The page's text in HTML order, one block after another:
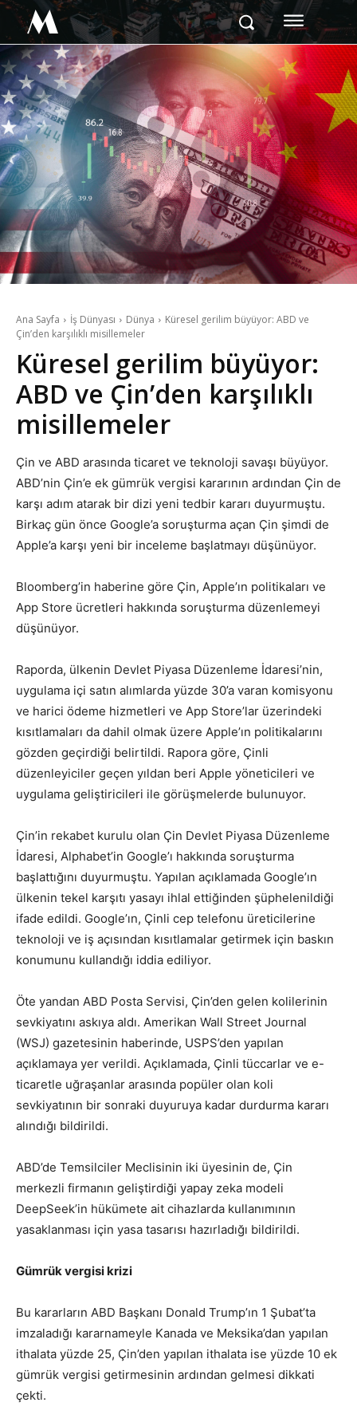
M
Ana Sayfa İş Dünyası Dünya
Küresel gerilim büyüyor: ABD ve
Çin’den karşılıklı misillemeler
Küresel gerilim büyüyor:
ABD ve Çin’den karşılıklı
misillemeler
Çin ve ABD arasında ticaret ve teknoloji savaşı büyüyor.
ABD’nin Çin’e ek gümrük vergisi kararının ardından Çin de
karşı adım atarak bir dizi yeni tedbir kararı duyurmuştu.
Birkaç gün önce Google’a soruşturma açan Çin şimdi de
Apple’a karşı yeni bir inceleme başlatmayı düşünüyor.
Bloomberg’in haberine göre Çin, Apple’ın politikaları ve
App Store ücretleri hakkında soruşturma düzenlemeyi
düşünüyor.
Raporda, ülkenin Devlet Piyasa Düzenleme İdaresi’nin,
uygulama içi satın alımlarda yüzde 30’a varan komisyonu
ve harici ödeme hizmetleri ve App Store’lar üzerindeki
kısıtlamaları da dahil olmak üzere Apple’ın politikalarını
gözden geçirdiği belirtildi. Rapora göre, Çinli
düzenleyiciler geçen yıldan beri Apple yöneticileri ve
uygulama geliştiricileri ile görüşmelerde bulunuyor.
Çin’in rekabet kurulu olan Çin Devlet Piyasa Düzenleme
İdaresi, Alphabet’in Google’ı hakkında soruşturma
başlattığını duyurmuştu. Yapılan açıklamada Google’ın
ülkenin tekel karşıtı yasayı ihlal ettiğinden şüphelenildiği
ifade edildi. Google’ın, Çinli cep telefonu üreticilerine
teknoloji ve iş açısından kısıtlamalar getirmek için baskın
konumunu kullandığı iddia ediliyor.
Öte yandan ABD Posta Servisi, Çin’den gelen kolilerinin
sevkiyatını askıya aldı. Amerikan Wall Street Journal
(WSJ) gazetesinin haberinde, USPS’den yapılan
açıklamaya yer verildi. Açıklamada, Çinli tüccarlar ve e-
ticaretle uğraşanlar arasında popüler olan koli
sevkiyatının bir sonraki duyuruya kadar durdurma kararı
alındığı bildirildi.
ABD’de Temsilciler Meclisinin iki üyesinin de, Çin
merkezli firmanın geliştirdiği yapay zeka modeli
DeepSeek’in hükümete ait cihazlarda kullanımının
yasaklanması için yasa tasarısı hazırladığı bildirildi.
Gümrük vergisi krizi
Bu kararların ABD Başkanı Donald Trump’ın 1 Şubat’ta
imzaladığı kararnameyle Kanada ve Meksika’dan yapılan
ithalata yüzde 25, Çin’den yapılan ithalata ise yüzde 10 ek
gümrük vergisi getirmesinin ardından gelmesi dikkati
çekti.